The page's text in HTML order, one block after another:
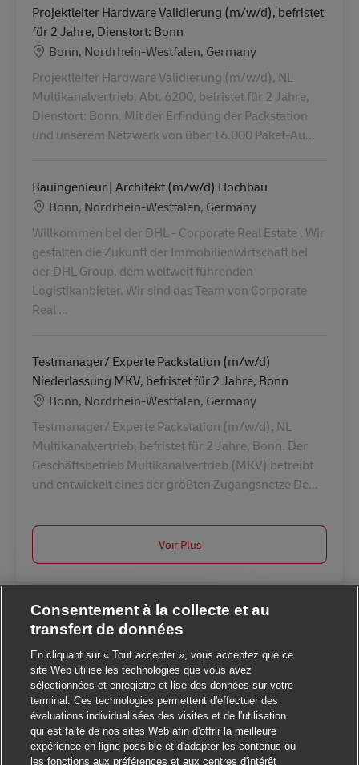
Projektleiter Hardware Validierung (m/w/d), befristet
für 2 Jahre, Dienstort: Bonn
LieuBonn, Nordrhein-Westfalen, Germany
Projektleiter Hardware Validierung (m/w/d), NL
Multikanalvertrieb, Abt. 6200, befristet für 2 Jahre,
Dienstort: Bonn. Mit der Erfindung der Packstation
und unserem Netzwerk von über 16.000 Paket-Au...
Bauingenieur | Architekt (m/w/d) Hochbau
LieuBonn, Nordrhein-Westfalen, Germany
Willkommen bei der DHL - Corporate Real Estate . Wir
gestalten die Zukunft der Immobilienwirtschaft bei
der DHL Group, dem weltweit führenden
Logistikanbieter. Wir sind das Team von Corporate
Real ...
Testmanager/ Experte Packstation (m/w/d)
Niederlassung MKV, befristet für 2 Jahre, Bonn
LieuBonn, Nordrhein-Westfalen, Germany
Testmanager/ Experte Packstation (m/w/d), NL
Multikanalvertrieb, befristet für 2 Jahre, Bonn. Der
Geschäftsbetrieb Multikanalvertrieb (MKV) betreibt
und entwickelt eines der größten Zugangsnetze De...
Voir Plus
! Ce poste vous intéresse ? Fermer la notification du
Je suis intéressé
Trouver des emplois similaires
Consentement à la collecte et au
transfert de données
En cliquant sur « Tout accepter », vous acceptez que ce
site Web utilise les technologies que vous avez
sélectionnées et enregistre et lise des données sur votre
terminal. Ces technologies permettent d'effectuer des
évaluations individualisées des visites et de l'utilisation
qui est faite de nos sites Web afin d'offrir la meilleure
expérience en ligne possible et d'adapter les contenus ou
les fonctions aux préférences et aux centres d'intérêt